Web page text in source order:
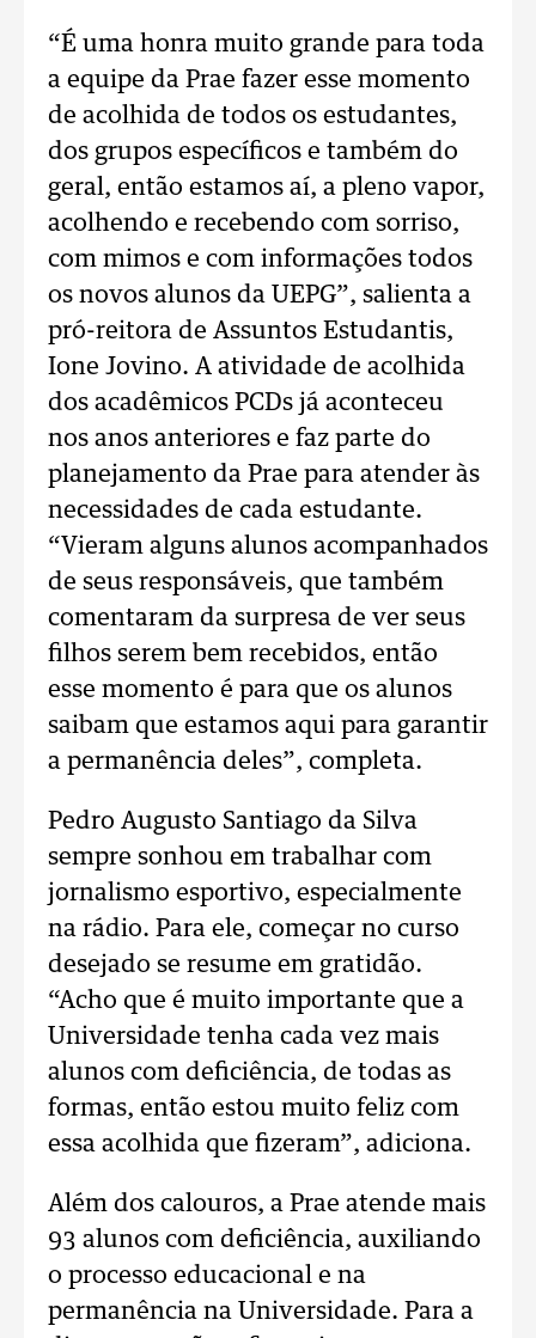
“É uma honra muito grande para toda
a equipe da Prae fazer esse momento
de acolhida de todos os estudantes,
dos grupos específicos e também do
geral, então estamos aí, a pleno vapor,
acolhendo e recebendo com sorriso,
com mimos e com informações todos
os novos alunos da UEPG”, salienta a
pró-reitora de Assuntos Estudantis,
Ione Jovino. A atividade de acolhida
dos acadêmicos PCDs já aconteceu
nos anos anteriores e faz parte do
planejamento da Prae para atender às
necessidades de cada estudante.
“Vieram alguns alunos acompanhados
de seus responsáveis, que também
comentaram da surpresa de ver seus
filhos serem bem recebidos, então
esse momento é para que os alunos
saibam que estamos aqui para garantir
a permanência deles”, completa.
Pedro Augusto Santiago da Silva
sempre sonhou em trabalhar com
jornalismo esportivo, especialmente
na rádio. Para ele, começar no curso
desejado se resume em gratidão.
“Acho que é muito importante que a
Universidade tenha cada vez mais
alunos com deficiência, de todas as
formas, então estou muito feliz com
essa acolhida que fizeram”, adiciona.
Além dos calouros, a Prae atende mais
93 alunos com deficiência, auxiliando
o processo educacional e na
permanência na Universidade. Para a